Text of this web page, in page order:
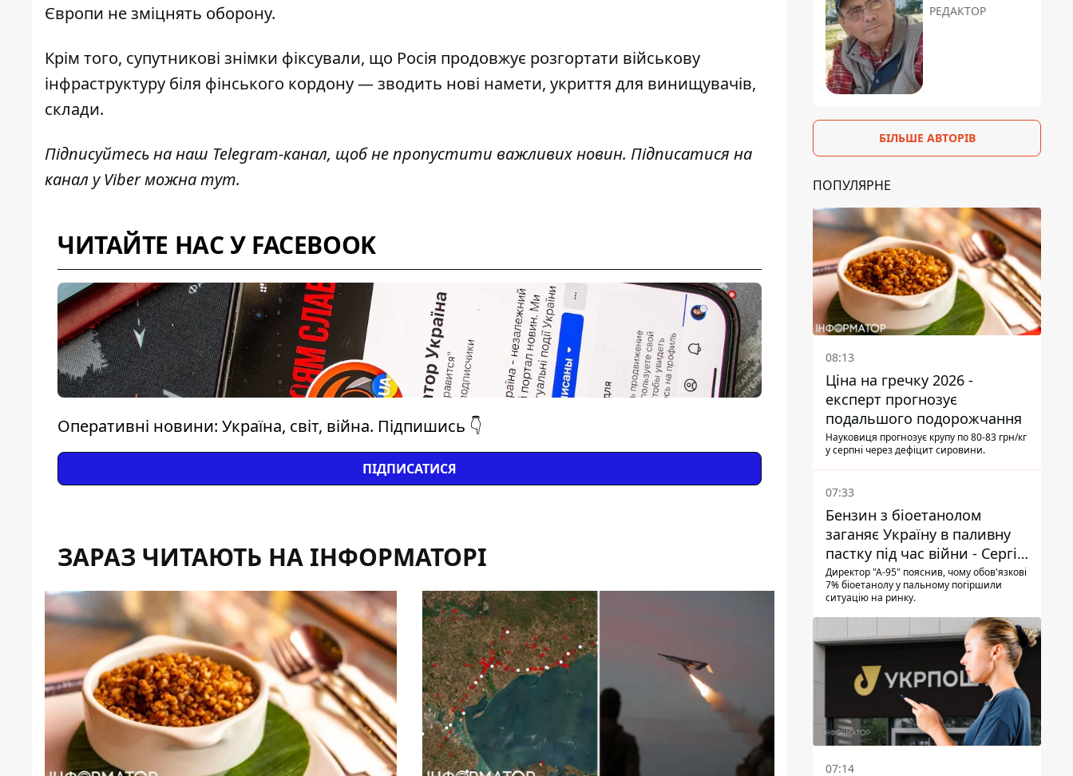
Європи не зміцнять оборону.
Крім того, супутникові знімки фіксували, що Росія продовжує розгортати військову
інфраструктуру біля фінського кордону — зводить нові намети, укриття для винищувачів,
склади.
Підписуйтесь на наш Telegram-канал, щоб не пропустити важливих новин. Підписатися на
канал у Viber можнатут.
ЧИТАЙТЕ НАС У FACEBOOK
Оперативні новини: Україна, світ, війна. Підпишись 👇
ПІДПИСАТИСЯ
ЗАРАЗ ЧИТАЮТЬ НА ІНФОРМАТОРІ
РЕДАКТОР
БІЛЬШЕ АВТОРІВ
ПОПУЛЯРНЕ
08:13
Ціна на гречку 2026 -
експерт прогнозує
подальшого подорожчання
Науковиця прогнозує крупу по 80-83 грн/кг
у серпні через дефіцит сировини.
07:33
Бензин з біоетанолом
заганяє Україну в паливну
пастку під час війни - Сергій
Куюн
Директор "А-95" пояснив, чому обов'язкові
7% біоетанолу у пальному погіршили
ситуацію на ринку.
07:14